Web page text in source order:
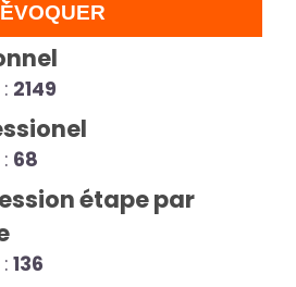
ÉVOQUER
2149
68
étape par
136